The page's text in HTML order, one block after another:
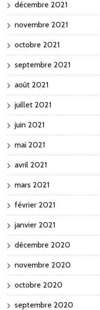
décembre 2021
novembre 2021
octobre 2021
septembre 2021
août 2021
juillet 2021
juin 2021
mai 2021
avril 2021
mars 2021
février 2021
janvier 2021
décembre 2020
novembre 2020
octobre 2020
septembre 2020